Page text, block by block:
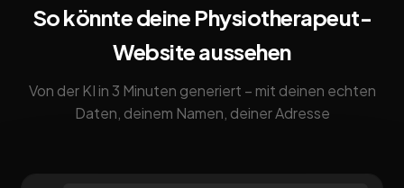
So könnte deine Physiotherapeut-
Website aussehen
Von der KI in 3 Minuten generiert – mit deinen echten
Daten, deinem Namen, deiner Adresse